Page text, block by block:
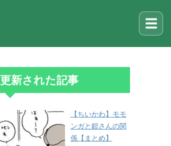
☰
更新された記事
【ちいかわ】モモ
ンガと鎧さんの関
係【まとめ】